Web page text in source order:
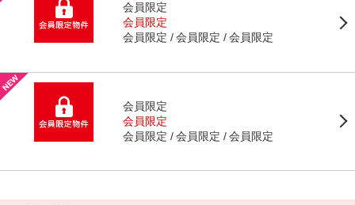
会員限定
会員限定
会員限定
会員限定 会員限定
会員限定
会員限定
会員限定
会員限定 会員限定